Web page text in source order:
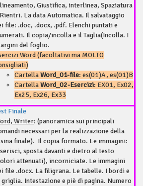
Giustifica, interlinea, Spaziatura
La data Automatica. Il salvataggio
file: .doc, .docx, .pdf. Elenchi puntati e
Il copia/incolla e il Taglia(Incolla. I
del foglio.
Word (facoltativi ma MOLTO
CartellaWord_01-file: es(01)A, es(01)B
CartellaWord_02-Esercizi: EX01, Ex02,
Ex25, Ex26, Ex33
Finale
Writer: (panoramica sui principali
necessari per la realizzazione della
finale). Il copia formato. Le immagini:
sposta davanti e dietro al testo
attenuati), incorniciate. Le immagini
file .docx. La filigrana. Le tabelle. I bordi e
griglia. Intestazione e piè di pagina. Numero